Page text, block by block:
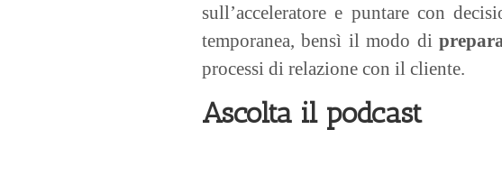
sull’acceleratore e puntare con
temporanea, bensì il modo di
processi di relazione con il cliente.
Ascolta il podcast